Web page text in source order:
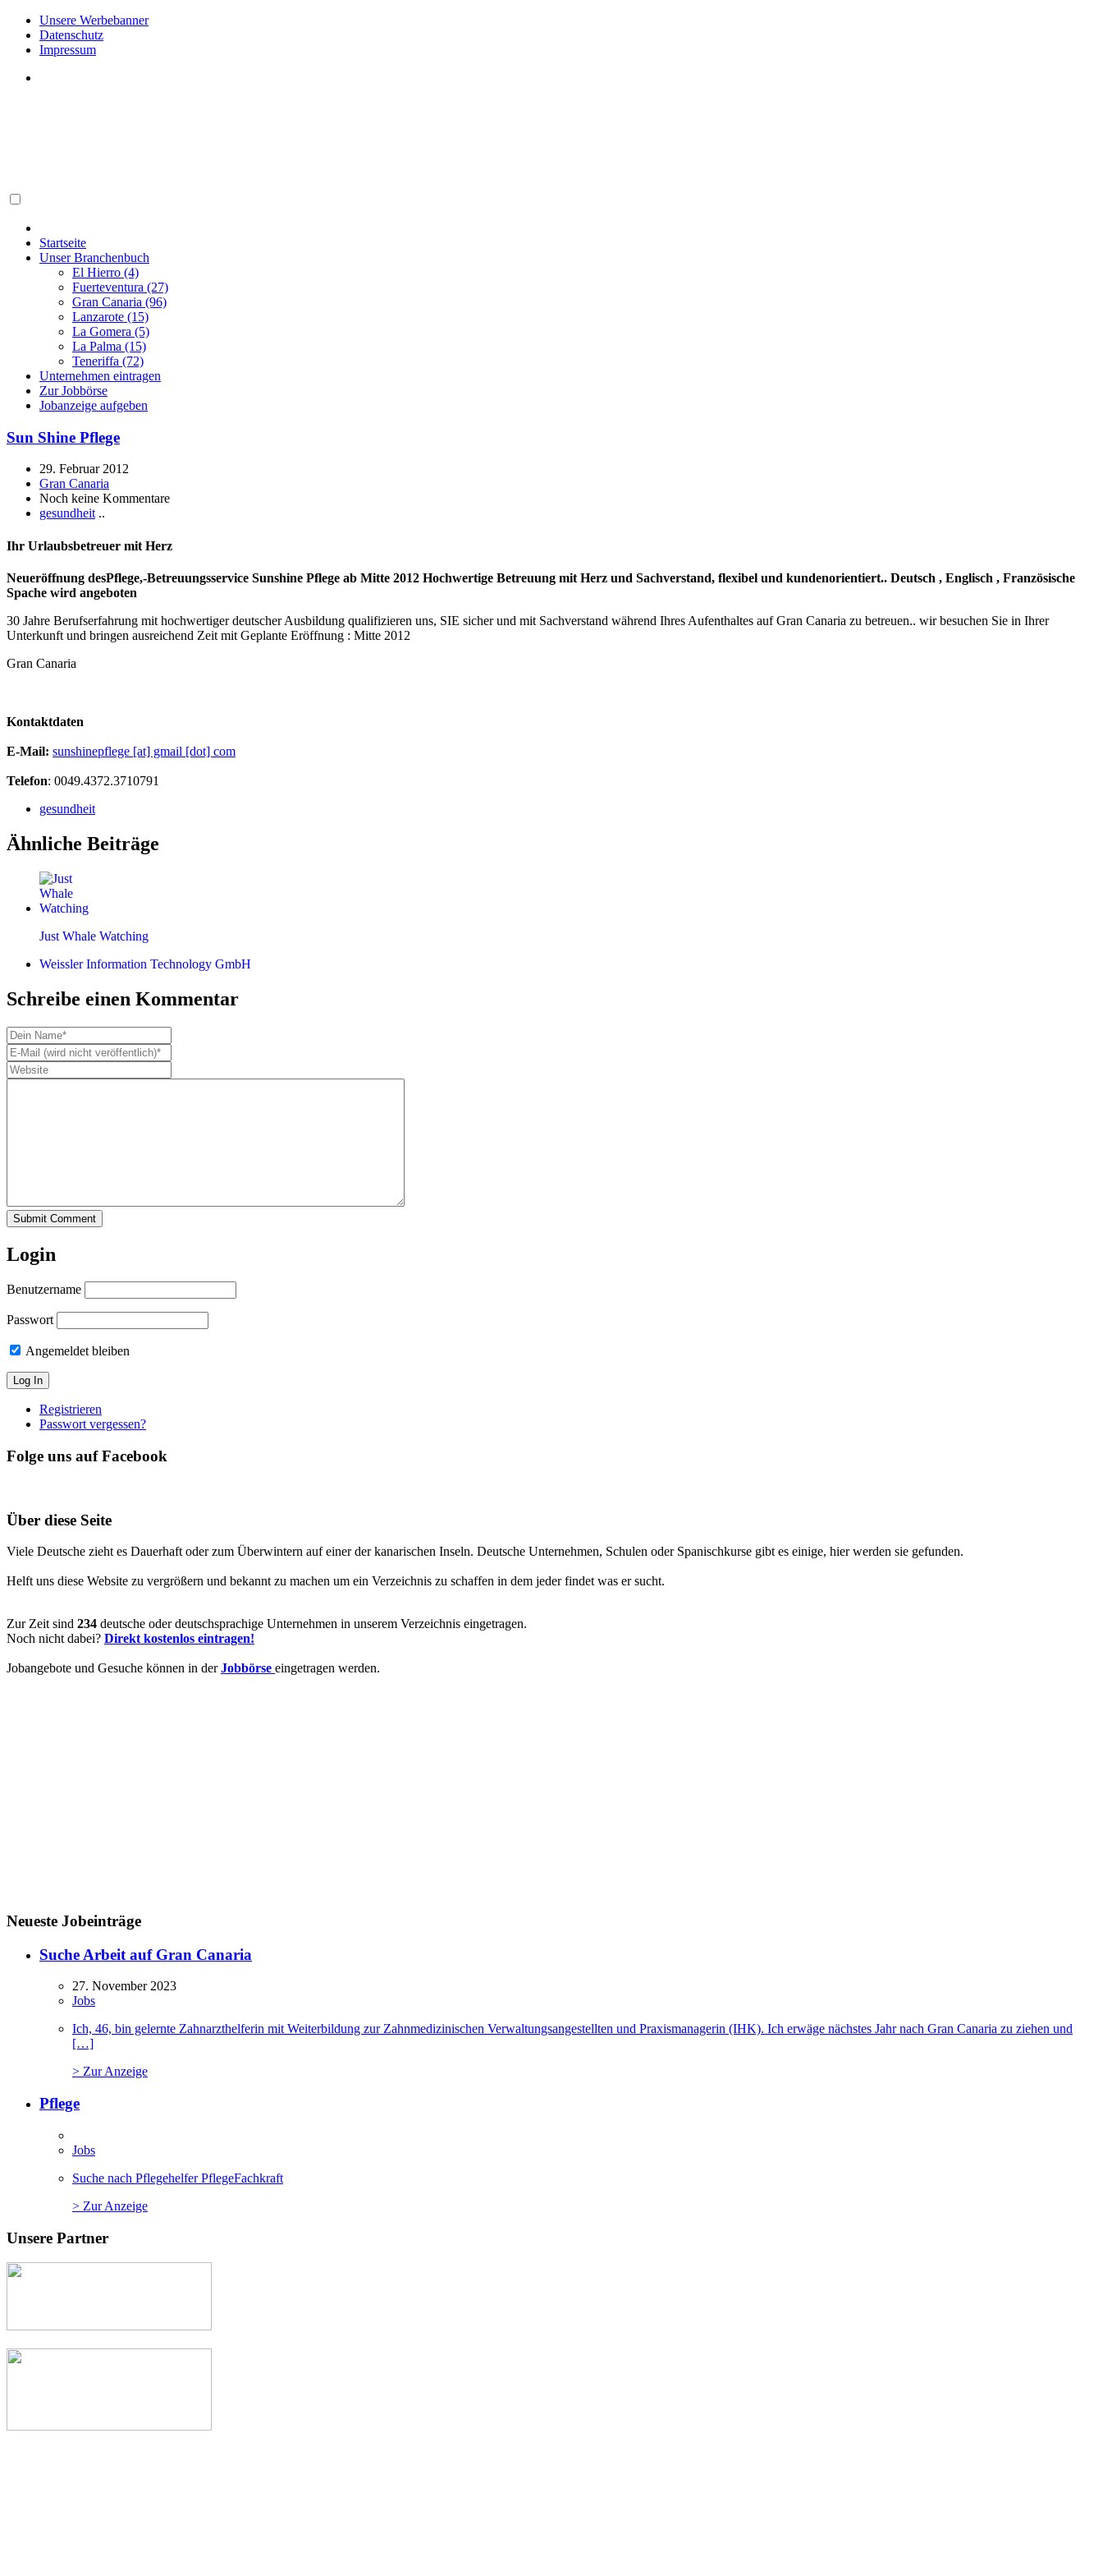
Unsere Werbebanner
Datenschutz
Impressum
Startseite
Unser Branchenbuch
El Hierro (4)
Fuerteventura (27)
Gran Canaria (96)
Lanzarote (15)
La Gomera (5)
La Palma (15)
Teneriffa (72)
Unternehmen eintragen
Zur Jobbörse
Jobanzeige aufgeben
Sun Shine Pflege
29. Februar 2012
Gran Canaria
Noch keine Kommentare
gesundheit..
Ihr Urlaubsbetreuer mit Herz
Neueröffnung desPflege,-Betreuungsservice Sunshine Pflege ab Mitte 2012 Hochwertige Betreuung mit Herz und Sachverstand, flexibel und kundenorientiert.. Deutsch , Englisch , Französische
Spache wird angeboten
30 Jahre Berufserfahrung mit hochwertiger deutscher Ausbildung qualifizieren uns, SIE sicher und mit Sachverstand während Ihres Aufenthaltes auf Gran Canaria zu betreuen.. wir besuchen Sie in Ihrer
Unterkunft und bringen ausreichend Zeit mit Geplante Eröffnung : Mitte 2012
Gran Canaria
Kontaktdaten
E-Mail: sunshinepflege [at] gmail [dot] com
Telefon: 0049.4372.3710791
gesundheit
Ähnliche Beiträge
Just Whale Watching
Weissler Information Technology GmbH
Schreibe einen Kommentar
Submit Comment
Login
Benutzername
Passwort
Angemeldet bleiben
Registrieren
Passwort vergessen?
Folge uns auf Facebook
Über diese Seite
Viele Deutsche zieht es Dauerhaft oder zum Überwintern auf einer der kanarischen Inseln. Deutsche Unternehmen, Schulen oder Spanischkurse gibt es einige, hier werden sie gefunden.
Helft uns diese Website zu vergrößern und bekannt zu machen um ein Verzeichnis zu schaffen in dem jeder findet was er sucht.
Zur Zeit sind 234 deutsche oder deutschsprachige Unternehmen in unserem Verzeichnis eingetragen.
Noch nicht dabei? Direkt kostenlos eintragen!
Jobangebote und Gesuche können in derJobbörse eingetragen werden.
Neueste Jobeinträge
Suche Arbeit auf Gran Canaria
27. November 2023
Jobs
Ich, 46, bin gelernte Zahnarzthelferin mit Weiterbildung zur Zahnmedizinischen Verwaltungsangestellten und Praxismanagerin (IHK). Ich erwäge nächstes Jahr nach Gran Canaria zu ziehen und
[…]
> Zur Anzeige
Pflege
Jobs
Suche nach Pflegehelfer PflegeFachkraft
> Zur Anzeige
Unsere Partner